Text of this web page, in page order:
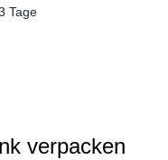
Tage
verpacken